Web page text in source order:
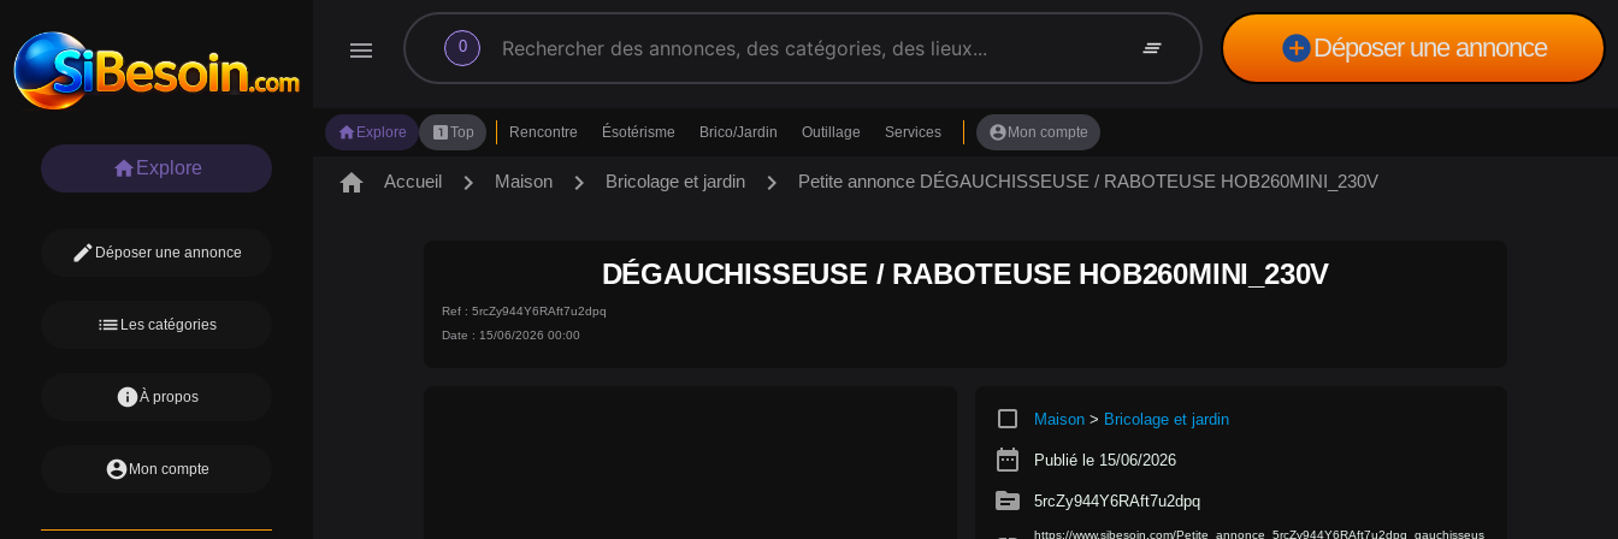
menu 0
search clear_all add_circleDéposer une annonce
home Explore looks_oneTop Rencontre Ésotérisme Brico/Jardin Outillage Services account_circle Mon compte
home Explore
edit Déposer une annonce
list Les catégories
infoÀ propos
account_circle Mon compte
home Accueil chevron_right Maison chevron_right Bricolage et jardin chevron_right Petite annonce DÉGAUCHISSEUSE / RABOTEUSE HOB260MINI_230V
DÉGAUCHISSEUSE / RABOTEUSE HOB260MINI_230V
Ref : 5rcZy944Y6RAft7u2dpq
Date : 15/06/2026 00:00
crop_square Maison> Bricolage et jardin
date_range Publié le 15/06/2026
source 5rcZy944Y6RAft7u2dpq
https://www.sibesoin.com/Petite_annonce_5rcZy944Y6RAft7u2dpq_gauchisseus